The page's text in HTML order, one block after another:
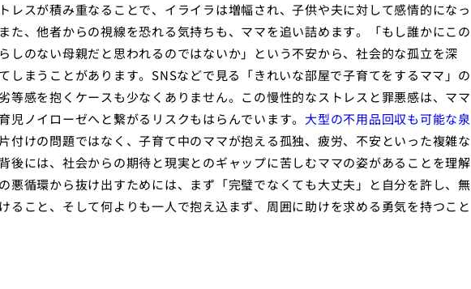
レスが積み重なることで、イライラは増幅され、子供や夫に対して感情的になっ
た、他者からの視線を恐れる気持ちも、ママを追い詰めます。「もし誰かにこの
しのない母親だと思われるのではないか」という不安から、社会的な孤立を深
しまうことがあります。SNSなどで見る「きれいな部屋で子育てをするママ」の
等感を抱くケースも少なくありません。この慢性的なストレスと罪悪感は、ママ
児ノイローゼへと繋がるリスクもはらんでいます。 大型の不用品回収も可能な泉
付けの問題ではなく、子育て中のママが抱える孤独、疲労、不安といった複雑な
後には、社会からの期待と現実とのギャップに苦しむママの姿があることを理解
悪循環から抜け出すためには、まず「完璧でなくても大丈夫」と自分を許し、無
ること、そして何よりも一人で抱え込まず、周囲に助けを求める勇気を持つこと